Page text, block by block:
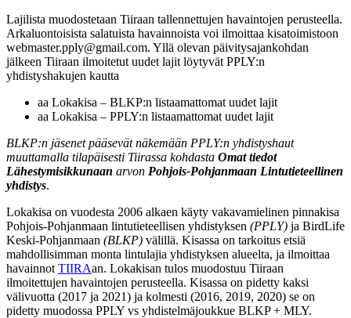
Lajilista muodostetaan Tiiraan tallennettujen havaintojen perusteella.
Arkaluontoisista salatuista havainnoista voi ilmoittaa kisatoimistoon
webmaster.pply@gmail.com. Yllä olevan päivitysajankohdan
jälkeen Tiiraan ilmoitetut uudet lajit löytyvät PPLY:n
yhdistyshakujen kautta
aa Lokakisa – BLKP:n listaamattomat uudet lajit
aa Lokakisa – PPLY:n listaamattomat uudet lajit
BLKP:n jäsenet pääsevät näkemään PPLY:n yhdistyshaut
muuttamalla tilapäisesti Tiirassa kohdasta Omat tiedot
Lähestymisikkunaan arvon Pohjois-Pohjanmaan Lintutieteellinen
yhdistys.
Lokakisa on vuodesta 2006 alkaen käyty vakavamielinen pinnakisa
Pohjois-Pohjanmaan lintutieteellisen yhdistyksen (PPLY) ja BirdLife
Keski-Pohjanmaan (BLKP) välillä. Kisassa on tarkoitus etsiä
mahdollisimman monta lintulajia yhdistyksen alueelta, ja ilmoittaa
havainnot TIIRAan. Lokakisan tulos muodostuu Tiiraan
ilmoitettujen havaintojen perusteella. Kisassa on pidetty kaksi
välivuotta (2017 ja 2021) ja kolmesti (2016, 2019, 2020) se on
pidetty muodossa PPLY vs yhdistelmäjoukkue BLKP + MLY.